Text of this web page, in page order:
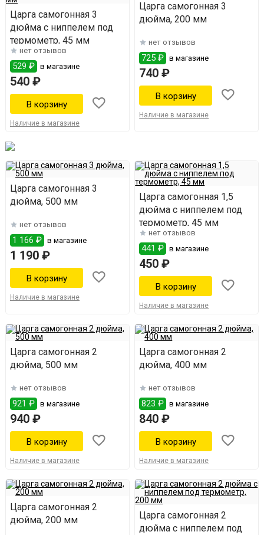
Царга самогонная 3
дюйма с ниппелем под
термометр, 45 мм
нет отзывов
529 ₽ в магазине
540 ₽
Наличие в магазине
Царга самогонная 3
дюйма, 200 мм
нет отзывов
725 ₽ в магазине
740 ₽
Наличие в магазине
Царга самогонная 3
дюйма, 500 мм
нет отзывов
1 166 ₽ в магазине
1 190 ₽
Наличие в магазине
Царга самогонная 1,5
дюйма с ниппелем под
термометр, 45 мм
нет отзывов
441 ₽ в магазине
450 ₽
Наличие в магазине
Царга самогонная 2
дюйма, 500 мм
нет отзывов
921 ₽ в магазине
940 ₽
Наличие в магазине
Царга самогонная 2
дюйма, 400 мм
нет отзывов
823 ₽ в магазине
840 ₽
Наличие в магазине
Царга самогонная 2
дюйма, 200 мм
Царга самогонная 2
дюйма с ниппелем под